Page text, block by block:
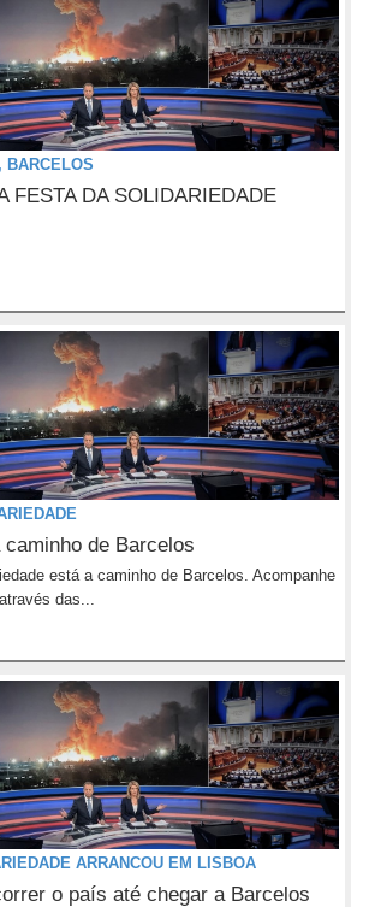
BARCELOS
FESTA DA SOLIDARIEDADE
de Barcelos
está a caminho de Barcelos. Acompanhe
das...
ARRANCOU EM LISBOA
o país até chegar a Barcelos